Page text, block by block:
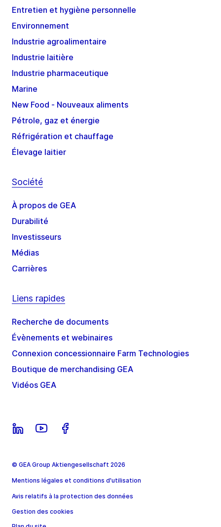
Entretien et hygiène personnelle
Environnement
Industrie agroalimentaire
Industrie laitière
Industrie pharmaceutique
Marine
New Food - Nouveaux aliments
Pétrole, gaz et énergie
Réfrigération et chauffage
Élevage laitier
Société
À propos de GEA
Durabilité
Investisseurs
Médias
Carrières
Liens rapides
Recherche de documents
Évènements et webinaires
Connexion concessionnaire Farm Technologies
Boutique de merchandising GEA
Vidéos GEA
© GEA Group Aktiengesellschaft 2026
Mentions légales et conditions d'utilisation
Avis relatifs à la protection des données
Gestion des cookies